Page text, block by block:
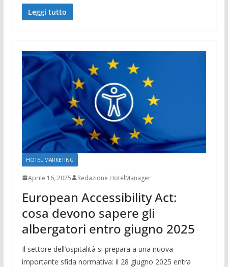
Leggi tutto
HOTEL MARKETING
Aprile 16, 2025 Redazione HotelManager
European Accessibility Act:
cosa devono sapere gli
albergatori entro giugno 2025
Il settore dell’ospitalità si prepara a una nuova
importante sfida normativa: il 28 giugno 2025 entra